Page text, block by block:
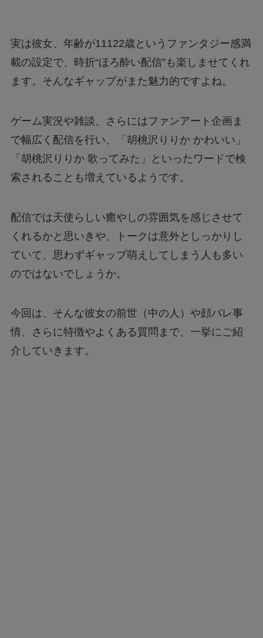
実は彼女、年齢が11122歳というファンタジー感満
載の設定で、時折“ほろ酔い配信”も楽しませてくれ
ます。そんなギャップがまた魅力的ですよね。
ゲーム実況や雑談、さらにはファンアート企画ま
で幅広く配信を行い、「胡桃沢りりか かわいい」
「胡桃沢りりか 歌ってみた」といったワードで検
索されることも増えているようです。
配信では天使らしい癒やしの雰囲気を感じさせて
くれるかと思いきや、トークは意外としっかりし
ていて、思わずギャップ萌えしてしまう人も多い
のではないでしょうか。
今回は、そんな彼女の前世（中の人）や顔バレ事
情、さらに特徴やよくある質問まで、一挙にご紹
介していきます。